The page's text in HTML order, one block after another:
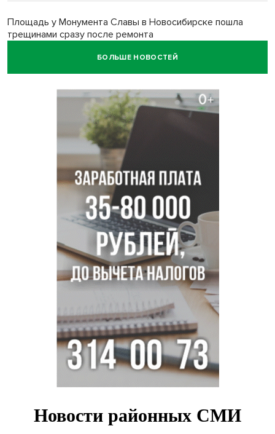
Площадь у Монумента Славы в Новосибирске пошла
трещинами сразу после ремонта
Африканский врач поразил новосибирцев в травмпункте
Покрытие рулежных дорожек обновили в аэропорту
Толмачево по нацпроекту
В Новосибирске зафиксирован рост заболеваемости
энтеровирусной инфекцией
В Новосибирске осудили внука за продажу дедова ружья
БОЛЬШЕ НОВОСТЕЙ